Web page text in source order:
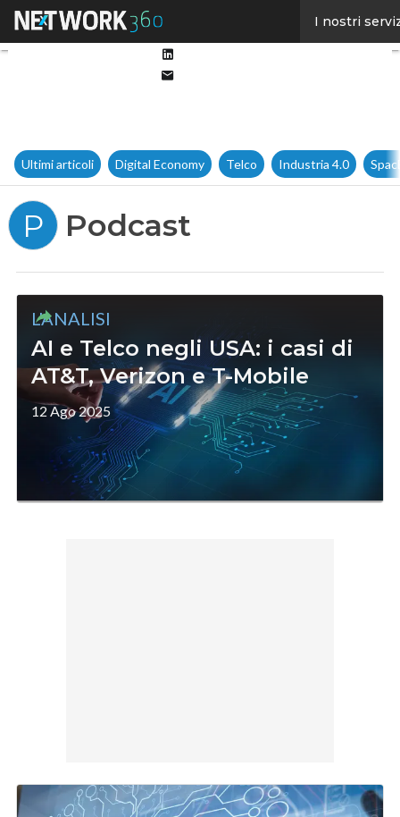
I nostri
Ultimi articoli Digital Economy Telco Industria 4.0
P Podcast
L'ANALISI
AI e Telco negli USA: i casi di
AT&T, Verizon e T-Mobile
12 Ago 2025